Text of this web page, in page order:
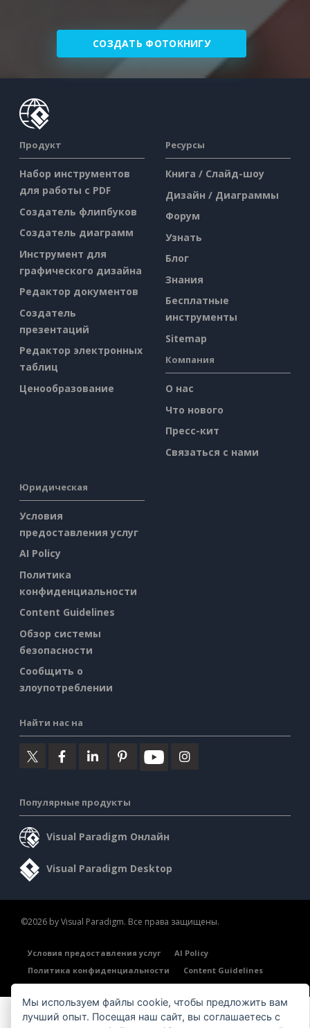
СОЗДАТЬ ФОТОКНИГУ
Продукт
Набор инструментов
для работы с PDF
Создатель флипбуков
Создатель диаграмм
Инструмент для
графического дизайна
Редактор документов
Создатель
презентаций
Редактор электронных
таблиц
Ценообразование
Ресурсы
Книга / Слайд-шоу
Дизайн / Диаграммы
Форум
Узнать
Блог
Знания
Бесплатные
инструменты
Sitemap
Компания
О нас
Что нового
Пресс-кит
Связаться с нами
Юридическая
Условия
предоставления услуг
AI Policy
Политика
конфиденциальности
Content Guidelines
Обзор системы
безопасности
Сообщить о
злоупотреблении
Найти нас на
Популярные продукты
Visual Paradigm Онлайн
Visual Paradigm Desktop
©2026 by Visual Paradigm. Все права защищены.
Условия предоставления услуг
AI Policy
Политика конфиденциальности
Content Guidelines
Обзор системы безопасности
Мы используем файлы cookie, чтобы предложить вам
лучший опыт. Посещая наш сайт, вы соглашаетесь с